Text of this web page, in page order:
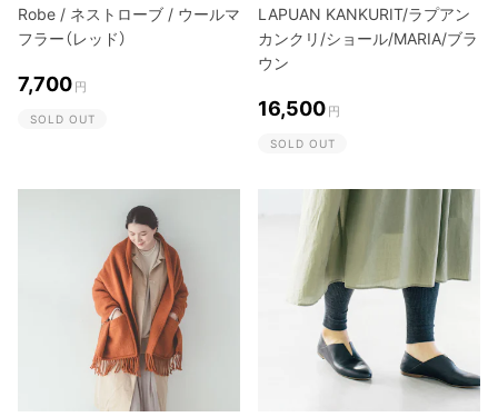
Robe / ネストローブ / ウールマ
フラー（レッド）
7,700 円
SOLD OUT
LAPUAN KANKURIT/ラプアン
カンクリ/ショール/MARIA/ブラ
ウン
16,500 円
SOLD OUT